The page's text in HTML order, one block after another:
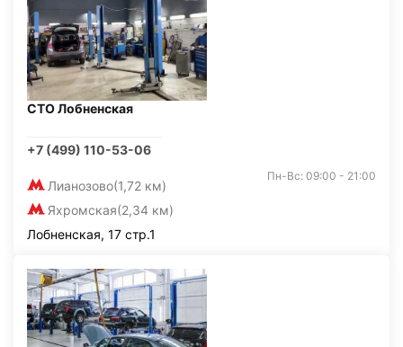
СТО Лобненская
+7 (499) 110-53-06
Лианозово(1,72 км)
Яхромская(2,34 км)
Пн-Вс: 09:00 - 21:00
Лобненская, 17 стр.1